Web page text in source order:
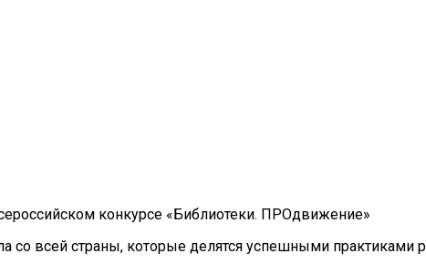
конкурсе «Библиотеки. ПРОдвижение»
со всей страны, которые делятся успешными